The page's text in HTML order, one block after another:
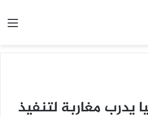
يدرب مغاربة لتنفيذ